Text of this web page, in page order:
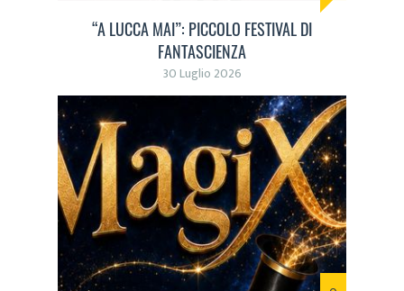
“A LUCCA MAI”: PICCOLO FESTIVAL DI
FANTASCIENZA
30 Luglio 2026